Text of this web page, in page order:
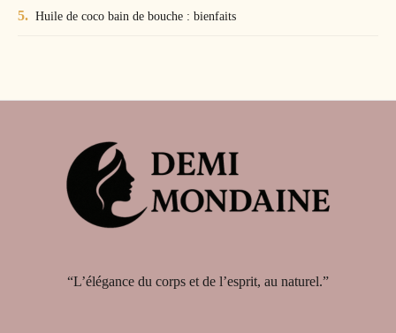
Huile de coco bain de bouche : bienfaits
“L’élégance du corps et de l’esprit, au naturel.”